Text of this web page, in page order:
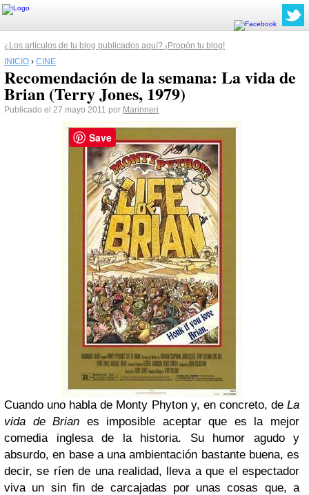
¿Los artículos de tu blog publicados aquí? ¡Propón tu blog!
INICIO › CINE
Recomendación de la semana: La vida de
Brian (Terry Jones, 1979)
Publicado el 27 mayo 2011 por Marinneri
Cuando uno habla de Monty Phyton y, en concreto, de La
vida de Brian es imposible aceptar que es la mejor
comedia inglesa de la historia. Su humor agudo y
absurdo, en base a una ambientación bastante buena, es
decir, se ríen de una realidad, lleva a que el espectador
viva un sin fin de carcajadas por unas cosas que, a
Save